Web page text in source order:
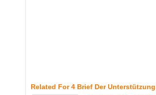
Related For 4 Brief Der